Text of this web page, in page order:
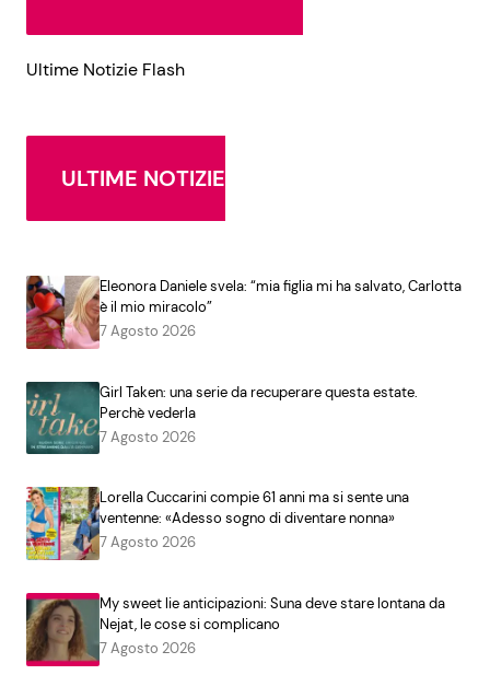
Ultime Notizie Flash
ULTIME NOTIZIE
Eleonora Daniele svela: “mia figlia mi ha salvato, Carlotta
è il mio miracolo”
7 Agosto 2026
Girl Taken: una serie da recuperare questa estate.
Perchè vederla
7 Agosto 2026
Lorella Cuccarini compie 61 anni ma si sente una
ventenne: «Adesso sogno di diventare nonna»
7 Agosto 2026
My sweet lie anticipazioni: Suna deve stare lontana da
Nejat, le cose si complicano
7 Agosto 2026